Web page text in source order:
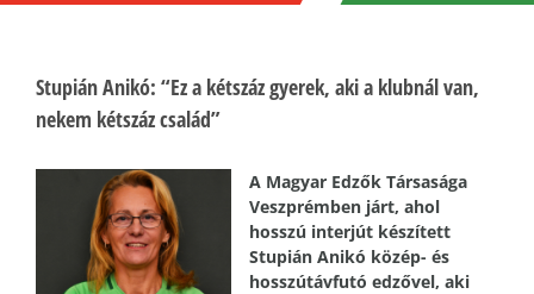
Stupián Anikó: “Ez a kétszáz gyerek, aki a klubnál van,
nekem kétszáz család”
A Magyar Edzők Társasága
Veszprémben járt, ahol
hosszú interjút készített
Stupián Anikó közép- és
hosszútávfutó edzővel, aki